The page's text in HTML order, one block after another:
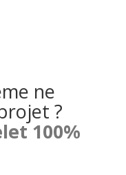
ne
?
100%